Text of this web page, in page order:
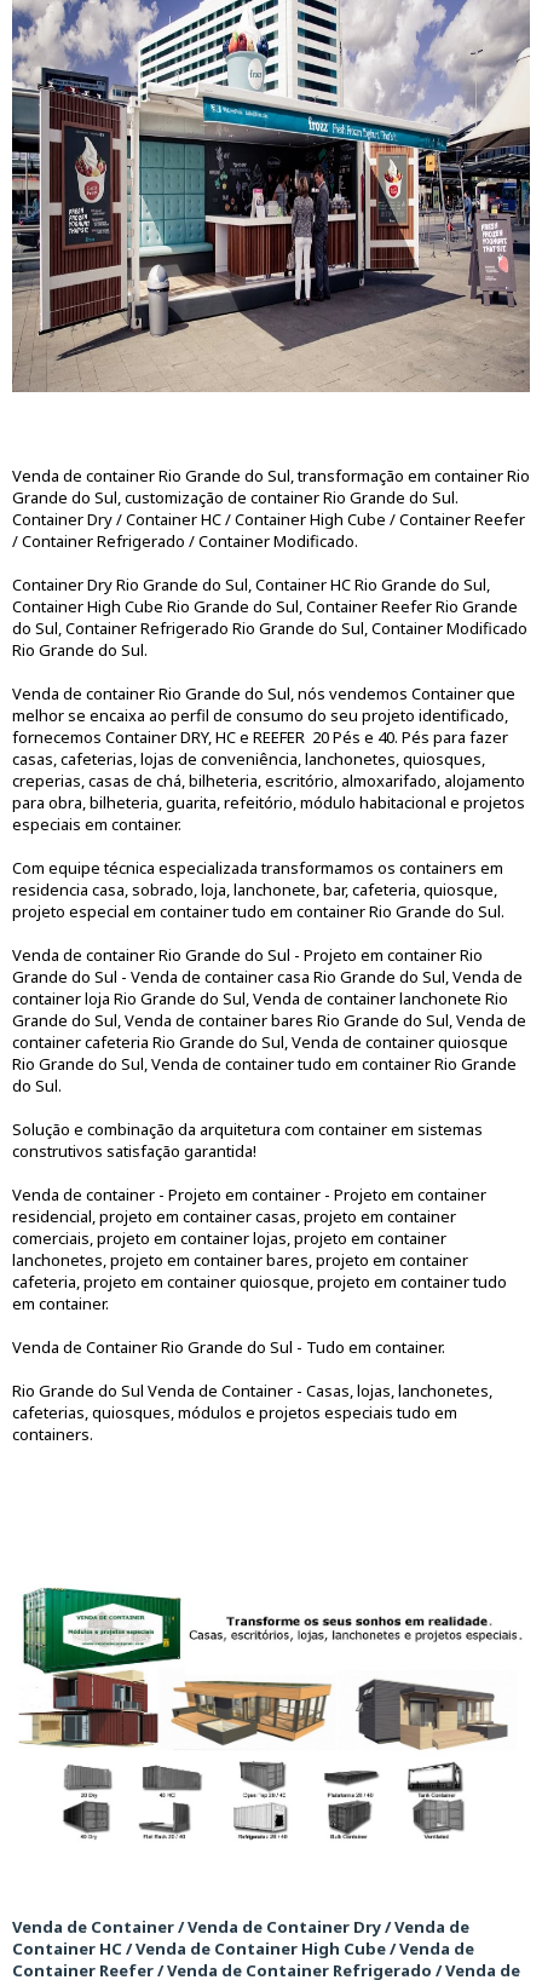
Venda de container Rio Grande do Sul, transformação em container Rio
Grande do Sul, customização de container Rio Grande do Sul.
Container Dry / Container HC / Container High Cube / Container Reefer
/ Container Refrigerado / Container Modificado.
Container Dry Rio Grande do Sul, Container HC Rio Grande do Sul,
Container High Cube Rio Grande do Sul, Container Reefer Rio Grande
do Sul, Container Refrigerado Rio Grande do Sul, Container Modificado
Rio Grande do Sul.
Venda de container Rio Grande do Sul, nós vendemos Container que
melhor se encaixa ao perfil de consumo do seu projeto identificado,
fornecemos Container DRY, HC e REEFER 20 Pés e 40. Pés para fazer
casas, cafeterias, lojas de conveniência, lanchonetes, quiosques,
creperias, casas de chá, bilheteria, escritório, almoxarifado, alojamento
para obra, bilheteria, guarita, refeitório, módulo habitacional e projetos
especiais em container.
Com equipe técnica especializada transformamos os containers em
residencia casa, sobrado, loja, lanchonete, bar, cafeteria, quiosque,
projeto especial em container tudo em container Rio Grande do Sul.
Venda de container Rio Grande do Sul - Projeto em container Rio
Grande do Sul - Venda de container casa Rio Grande do Sul, Venda de
container loja Rio Grande do Sul, Venda de container lanchonete Rio
Grande do Sul, Venda de container bares Rio Grande do Sul, Venda de
container cafeteria Rio Grande do Sul, Venda de container quiosque
Rio Grande do Sul, Venda de container tudo em container Rio Grande
do Sul.
Solução e combinação da arquitetura com container em sistemas
construtivos satisfação garantida!
Venda de container - Projeto em container - Projeto em container
residencial, projeto em container casas, projeto em container
comerciais, projeto em container lojas, projeto em container
lanchonetes, projeto em container bares, projeto em container
cafeteria, projeto em container quiosque, projeto em container tudo
em container.
Venda de Container Rio Grande do Sul - Tudo em container.
Rio Grande do Sul Venda de Container - Casas, lojas, lanchonetes,
cafeterias, quiosques, módulos e projetos especiais tudo em
containers.
Venda de Container / Venda de Container Dry / Venda de
Container HC / Venda de Container High Cube / Venda de
Container Reefer / Venda de Container Refrigerado / Venda de